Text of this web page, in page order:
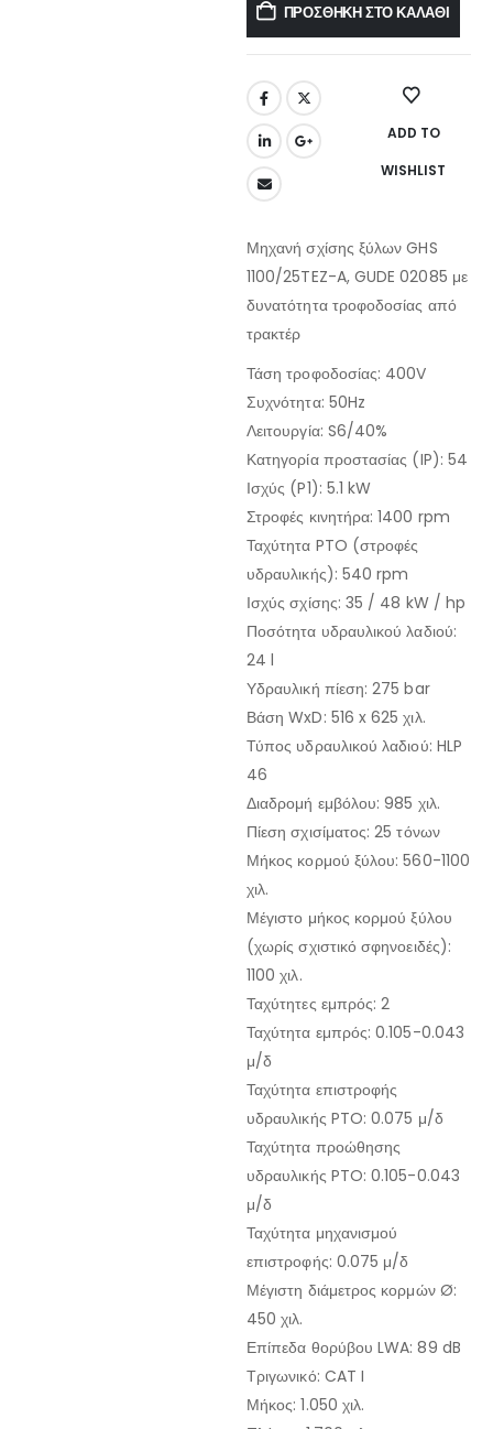
ΠΡΟΣΘΉΚΗ ΣΤΟ ΚΑΛΆΘΙ
ADD TO
WISHLIST
Μηχανή σχίσης ξύλων GHS
1100/25TEZ-A, GUDE 02085 με
δυνατότητα τροφοδοσίας από
τρακτέρ
Τάση τροφοδοσίας: 400V
Συχνότητα: 50Hz
Λειτουργία: S6/40%
Κατηγορία προστασίας (IP): 54
Ισχύς (P1): 5.1 kW
Στροφές κινητήρα: 1400 rpm
Ταχύτητα PTO (στροφές
υδραυλικής): 540 rpm
Ισχύς σχίσης: 35 / 48 kW / hp
Ποσότητα υδραυλικού λαδιού:
24 l
Υδραυλική πίεση: 275 bar
Βάση WxD: 516 x 625 χιλ.
Τύπος υδραυλικού λαδιού: HLP
46
Διαδρομή εμβόλου: 985 χιλ.
Πίεση σχισίματος: 25 τόνων
Μήκος κορμού ξύλου: 560-1100
χιλ.
Μέγιστο μήκος κορμού ξύλου
(χωρίς σχιστικό σφηνοειδές):
1100 χιλ.
Ταχύτητες εμπρός: 2
Ταχύτητα εμπρός: 0.105-0.043
μ/δ
Ταχύτητα επιστροφής
υδραυλικής PTO: 0.075 μ/δ
Ταχύτητα προώθησης
υδραυλικής PTO: 0.105-0.043
μ/δ
Ταχύτητα μηχανισμού
επιστροφής: 0.075 μ/δ
Μέγιστη διάμετρος κορμών Ø:
450 χιλ.
Επίπεδα θορύβου LWA: 89 dB
Τριγωνικό: CAT I
Μήκος: 1.050 χιλ.